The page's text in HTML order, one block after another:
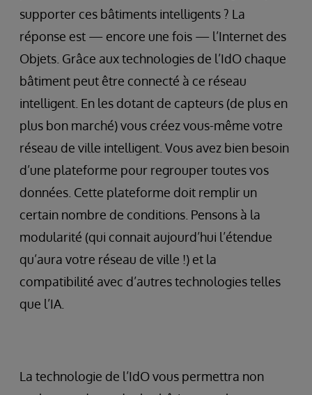
supporter ces bâtiments intelligents ? La
réponse est — encore une fois — l’Internet des
Objets. Grâce aux technologies de l’IdO chaque
bâtiment peut être connecté à ce réseau
intelligent. En les dotant de capteurs (de plus en
plus bon marché) vous créez vous-même votre
réseau de ville intelligent. Vous avez bien besoin
d’une plateforme pour regrouper toutes vos
données. Cette plateforme doit remplir un
certain nombre de conditions. Pensons à la
modularité (qui connait aujourd’hui l’étendue
qu’aura votre réseau de ville !) et la
compatibilité avec d’autres technologies telles
que l’IA.
La technologie de l’IdO vous permettra non